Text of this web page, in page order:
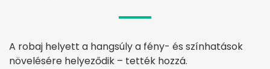
A robaj helyett a hangsúly a fény- és színhatások
növelésére helyeződik – tették hozzá.